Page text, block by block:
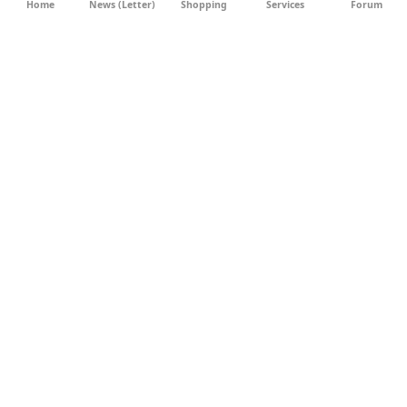
Home News (Letter) Shopping Services Forum